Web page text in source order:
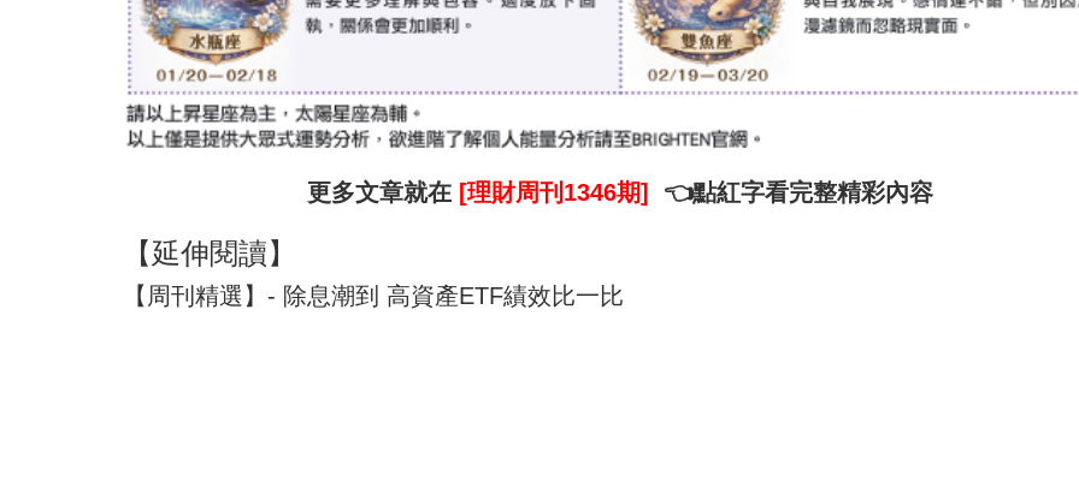
更多文章就在 [理財周刊1346期] 👈點紅字看完整精彩內容
【延伸閱讀】
【周刊精選】- 除息潮到 高資產ETF績效比一比